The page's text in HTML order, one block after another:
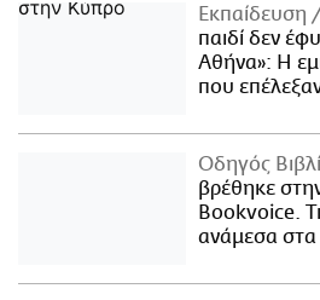
Εκπαίδευση
παιδί δεν
Αθήνα»: Η
που
Οδηγός
βρέθηκε
Bookvoice.
ανάμεσα